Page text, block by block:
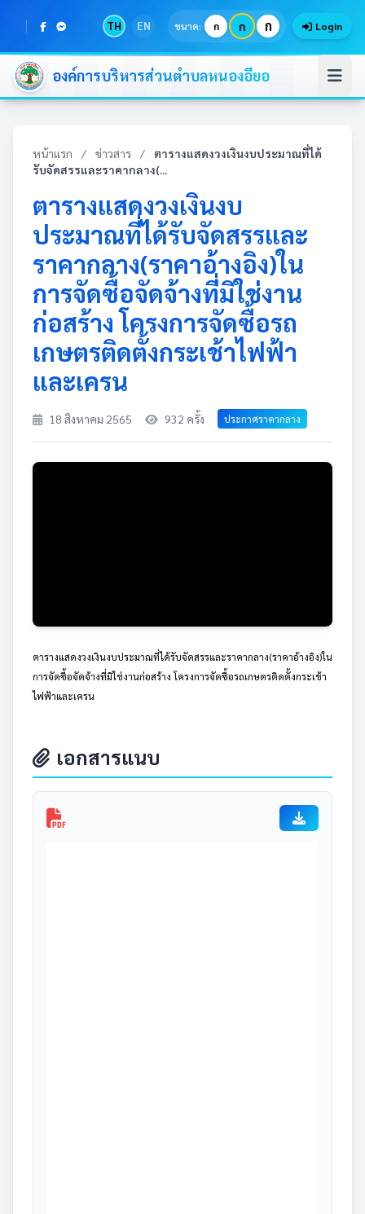
TH EN ขนาด: ก ก ก Login
องค์การบริหารส่วนตำบลหนองอียอ
หน้าแรก / ข่าวสาร /
ตารางแสดงวงเงินงบประมาณที่ได้
รับจัดสรรและราคากลาง(...
ตารางแสดงวงเงินงบ
ประมาณที่ได้รับจัดสรรและ
ราคากลาง(ราคาอ้างอิง)ใน
การจัดซื้อจัดจ้างที่มิใช่งาน
ก่อสร้าง โครงการจัดซื้อรถ
เกษตรติดตั้งกระเช้าไฟฟ้า
และเครน
18 สิงหาคม 2565 932 ครั้ง ประกาศราคากลาง
ตารางแสดงวงเงินงบประมาณที่ได้รับจัดสรรและราคากลาง(ราคาอ้างอิง)ใน
การจัดซื้อจัดจ้างที่มิใช่งานก่อสร้าง โครงการจัดซื้อรถเกษตรติดตั้งกระเช้า
ไฟฟ้าและเครน
เอกสารแนบ